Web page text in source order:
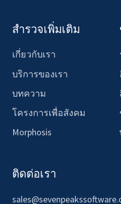
สำรวจเพิ่มเติม
เกี่ยวกับเรา
บริการของเรา
บทความ
โครงการเพื่อสังคม
Morphosis
ติดต่อเรา